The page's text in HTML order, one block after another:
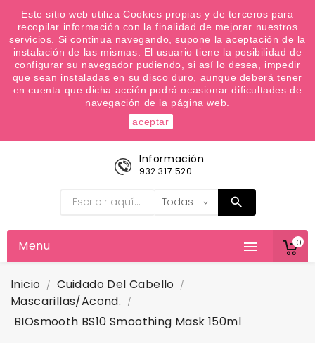
¿Quiere conocer las próximas ofertas del fin de
semana? Apúntate a nuestra Newsletter
Favoritos (0)

0
Información
932 317 520

Menu
Inicio
Cuidado Del Cabello
Mascarillas/Acond.
BIOsmooth BS10 Smoothing Mask 150ml
Este sitio web utiliza Cookies propias y de terceros para
recopilar información con la finalidad de mejorar nuestros
servicios. Si continua navegando, supone la aceptación de la
instalación de las mismas. El usuario tiene la posibilidad de
configurar su navegador pudiendo, si así lo desea, impedir
que sean instaladas en su disco duro, aunque deberá tener
en cuenta que dicha acción podrá ocasionar dificultades de
navegación de la página web.
aceptar